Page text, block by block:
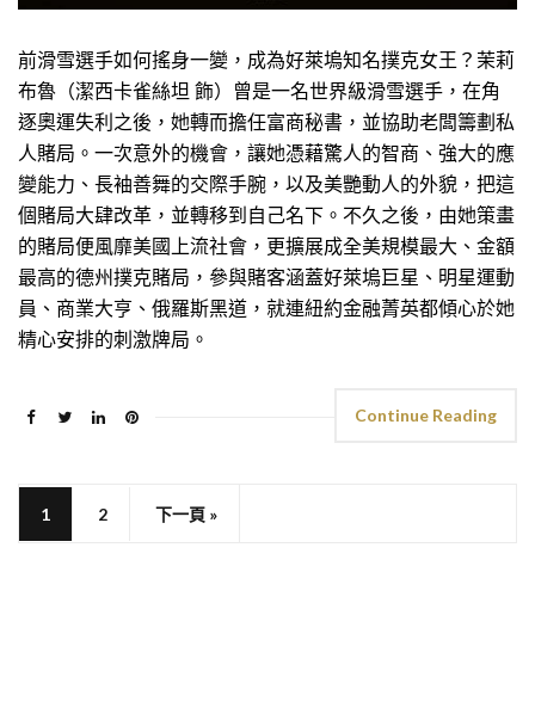
前滑雪選手如何搖身一變，成為好萊塢知名撲克女王？茉莉
布魯（潔西卡雀絲坦 飾）曾是一名世界級滑雪選手，在角
逐奧運失利之後，她轉而擔任富商秘書，並協助老闆籌劃私
人賭局。一次意外的機會，讓她憑藉驚人的智商、強大的應
變能力、長袖善舞的交際手腕，以及美艷動人的外貌，把這
個賭局大肆改革，並轉移到自己名下。不久之後，由她策畫
的賭局便風靡美國上流社會，更擴展成全美規模最大、金額
最高的德州撲克賭局，參與賭客涵蓋好萊塢巨星、明星運動
員、商業大亨、俄羅斯黑道，就連紐約金融菁英都傾心於她
精心安排的刺激牌局。
Continue Reading
1 2 下一頁 »